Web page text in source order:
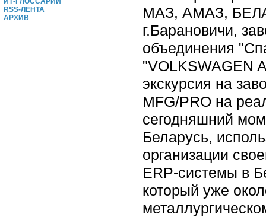
RSS-ЛЕНТА
АРХИВ
МАЗ, АМАЗ,
г.Барановичи,
объединения
"VOLKSWAGEN
экскурсия на
MFG/PRO на
сегодняшний
Беларусь,
организации
ERP-системы в
который уже